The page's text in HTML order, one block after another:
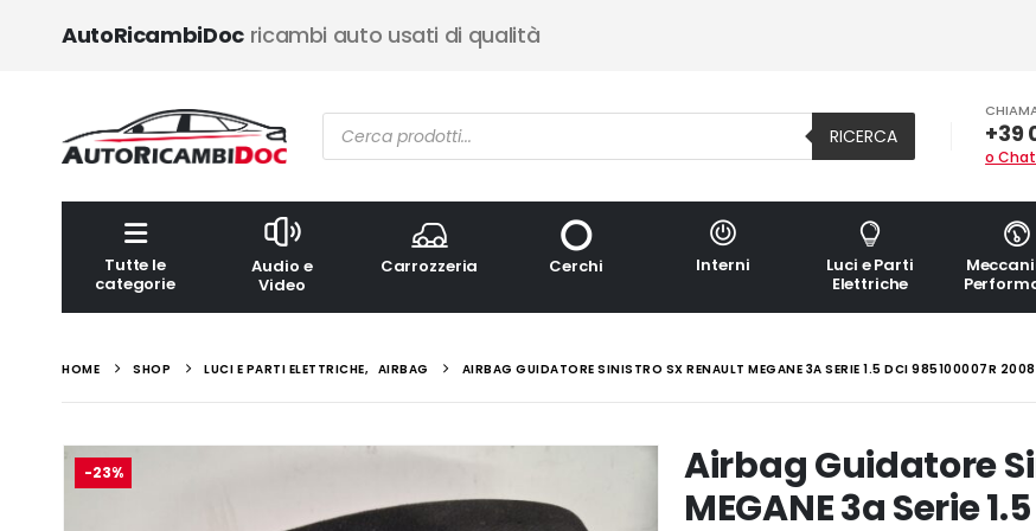
AutoRicambiDocricambi auto usati di qualità
Ricerca
prodotti RICERCA +39
o
Tutte le
categorie
Audio e
Video
Carrozzeria Cerchi Interni
Luci e Parti
Elettriche
HOME SHOP LUCI E PARTI ELETTRICHE, AIRBAG AIRBAG GUIDATORE SINISTRO SX RENAULT MEGANE 3A SERIE 1.5 DCI 985100007R
-23%
Airbag Guidatore
MEGANE 3a Serie